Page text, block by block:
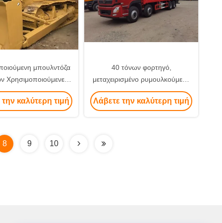
μπουλντόζα
Χρησιμοποιούμενες
CAT D7G
Μπουλντόζα
καλύτερη τιμή
40 τόνων φορτηγό,
μεταχειρισμένο ρυμουλκούμενο
από την Κίνα, που εξάγεται σε
χαμηλή τιμή
Λάβετε την καλύτερη τιμή
8 9 10